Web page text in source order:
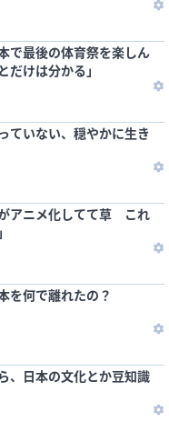
で最後の体育祭を楽しん
だけは分かる」
ていない、穏やかに生き
アニメ化してて草 これ
を何で離れたの？
、日本の文化とか豆知識